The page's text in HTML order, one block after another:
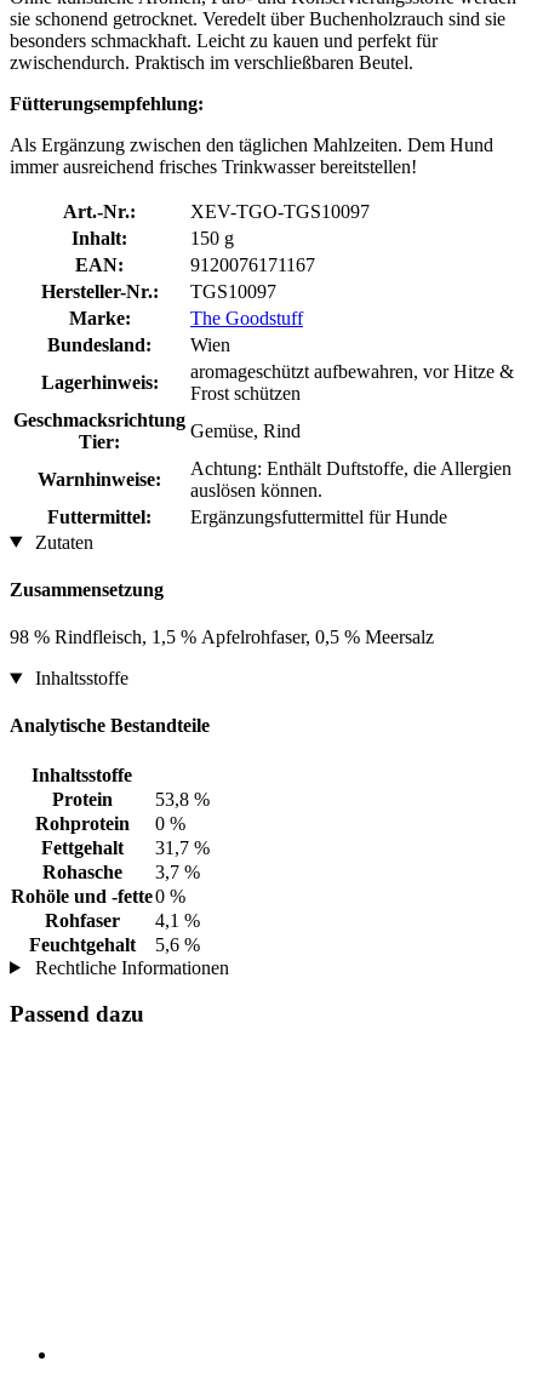
sie schonend getrocknet. Veredelt über Buchenholzrauch sind sie
besonders schmackhaft. Leicht zu kauen und perfekt für
zwischendurch. Praktisch im verschließbaren Beutel.
Fütterungsempfehlung:
Als Ergänzung zwischen den täglichen Mahlzeiten. Dem Hund
immer ausreichend frisches Trinkwasser bereitstellen!
Art.-Nr.:
XEV-TGO-TGS10097
Inhalt:
150 g
EAN:
9120076171167
Hersteller-Nr.:
TGS10097
Marke:
The Goodstuff
Bundesland:
Wien
Lagerhinweis:
aromageschützt aufbewahren, vor Hitze &
Frost schützen
Geschmacksrichtung
Tier:
Gemüse, Rind
Warnhinweise:
Achtung: Enthält Duftstoffe, die Allergien
auslösen können.
Futtermittel:
Ergänzungsfuttermittel für Hunde
Zutaten
Zusammensetzung
98 % Rindfleisch, 1,5 % Apfelrohfaser, 0,5 % Meersalz
Inhaltsstoffe
Analytische Bestandteile
Inhaltsstoffe
Protein
53,8 %
Rohprotein
0 %
Fettgehalt
31,7 %
Rohasche
3,7 %
Rohöle und -fette0 %
Rohfaser
4,1 %
Feuchtgehalt
5,6 %
Rechtliche Informationen
Passend dazu